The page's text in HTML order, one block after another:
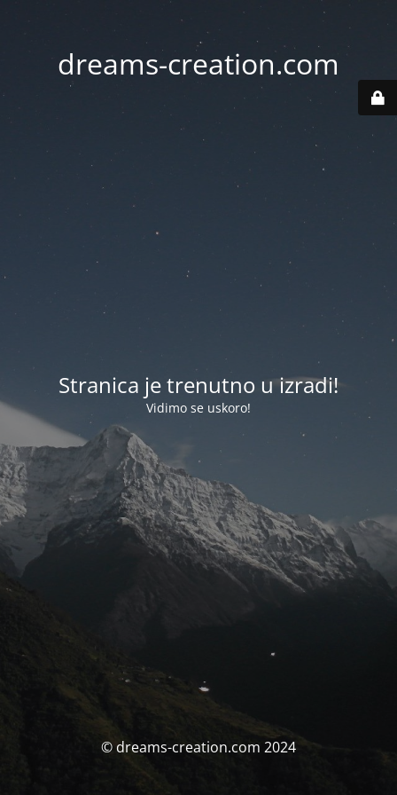
dreams-creation.com
Stranica je trenutno u izradi!
Vidimo se uskoro!
© dreams-creation.com 2024